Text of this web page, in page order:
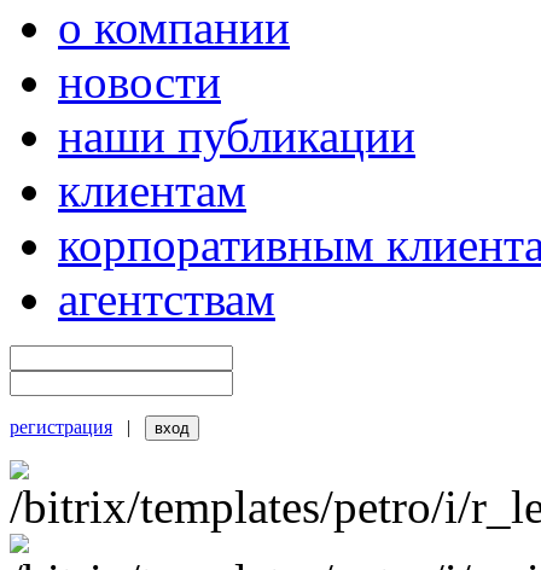
о компании
новости
наши публикации
клиентам
корпоративным
агентствам
регистрация |